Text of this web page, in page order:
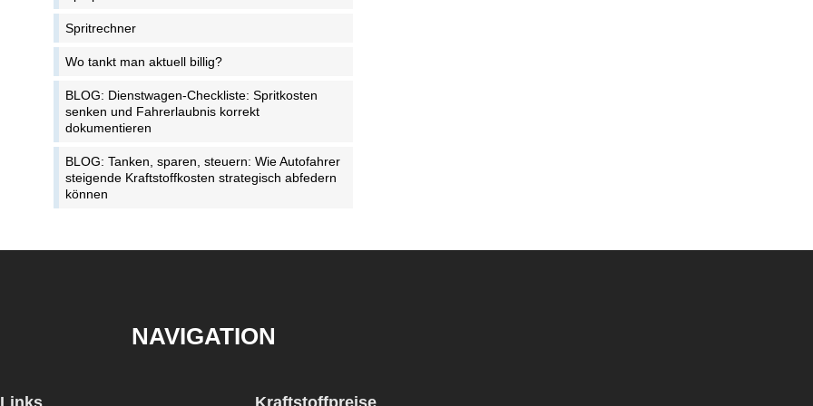
Spritrechner
Wo tankt man aktuell billig?
BLOG: Dienstwagen-Checkliste: Spritkosten
senken und Fahrerlaubnis korrekt
dokumentieren
BLOG: Tanken, sparen, steuern: Wie Autofahrer
steigende Kraftstoffkosten strategisch abfedern
können
NAVIGATION
Kraftstoffpreise